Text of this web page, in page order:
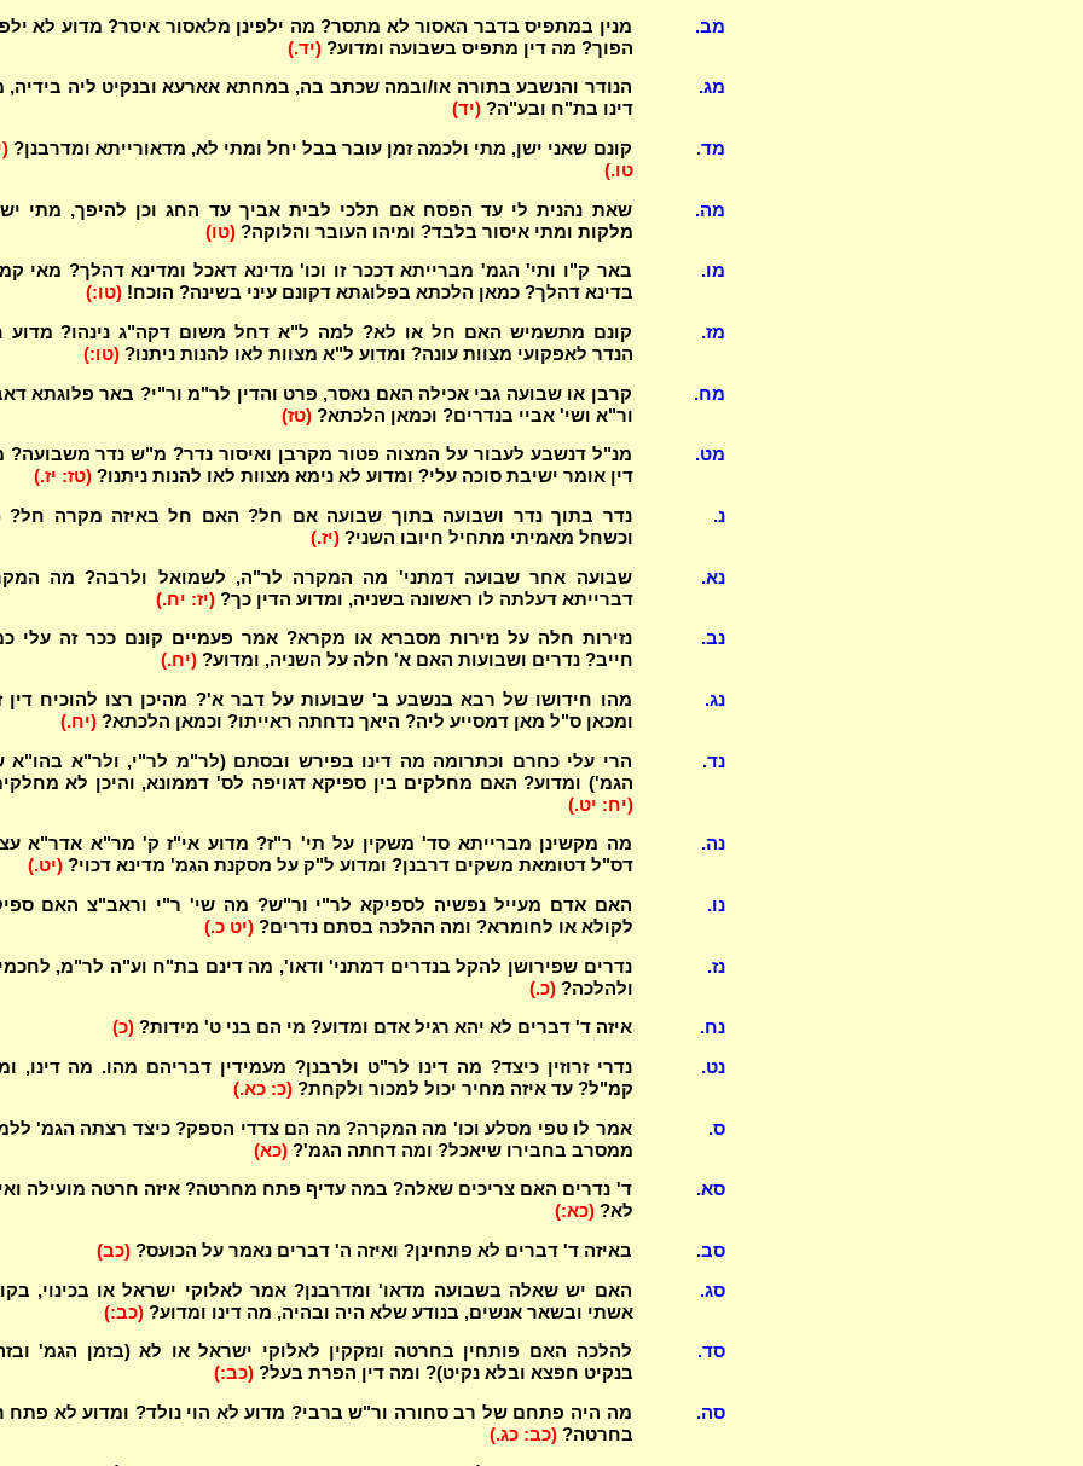
מב.
מנין במתפיס בדבר האסור לא מתסר? מה ילפינן מלאסור איסר? מדוע לא
הפוך? מה דין מתפיס בשבועה ומדוע? (יד.)
מג.
הנודר והנשבע בתורה או/ובמה שכתב בה, במחתא אארעא ובנקיט ליה בידיה,
דינו בת"ח ובע"ה? (יד)
מד. קונם שאני ישן, מתי ולכמה זמן עובר בבל יחל ומתי לא, מדאורייתא ומדרבנן?
טו.)
מה.
שאת נהנית לי עד הפסח אם תלכי לבית אביך עד החג וכן להיפך, מתי
מלקות ומתי איסור בלבד? ומיהו העובר והלוקה? (טו)
מו.
באר ק"ו ותי' הגמ' מברייתא דככר זו וכו' מדינא דאכל ומדינא דהלך? מאי
בדינא דהלך? כמאן הלכתא בפלוגתא דקונם עיני בשינה? הוכח! (טו:)
מז.
קונם מתשמיש האם חל או לא? למה ל"א דחל משום דקה"ג נינהו? מדוע
הנדר לאפקועי מצוות עונה? ומדוע ל"א מצוות לאו להנות ניתנו? (טו:)
מח.
קרבן או שבועה גבי אכילה האם נאסר, פרט והדין לר"מ ור"י? באר פלוגתא
ור"א ושי' אביי בנדרים? וכמאן הלכתא? (טז)
מט.
מנ"ל דנשבע לעבור על המצוה פטור מקרבן ואיסור נדר? מ"ש נדר משבועה?
דין אומר ישיבת סוכה עלי? ומדוע לא נימא מצוות לאו להנות ניתנו? (טז: יז.)
נ.
וכשחל מאמיתי מתחיל חיובו השני? (יז.)
נא.
שבועה אחר שבועה דמתני' מה המקרה לר"ה, לשמואל ולרבה? מה
דברייתא דעלתה לו ראשונה בשניה, ומדוע הדין כך? (יז: יח.)
נב.
נזירות חלה על נזירות מסברא או מקרא? אמר פעמיים קונם ככר זה עלי
חייב? נדרים ושבועות האם א' חלה על השניה, ומדוע? (יח.)
נג.
מהו חידושו של רבא בנשבע ב' שבועות על דבר א'? מהיכן רצו להוכיח דין
ומכאן ס"ל מאן דמסייע ליה? היאך נדחתה ראייתו? וכמאן הלכתא? (יח.)
נד.
הרי עלי כחרם וכתרומה מה דינו בפירש ובסתם (לר"מ לר"י, ולר"א בהו"א
הגמ') ומדוע? האם מחלקים בין ספיקא דגויפה לס' דממונא, והיכן לא
(יח: יט.)
נה.
מה מקשינן מברייתא סד' משקין על תי' ר"ז? מדוע אי"ז ק' מר"א אדר"א
דס"ל דטומאת משקים דרבנן? ומדוע ל"ק על מסקנת הגמ' מדינא דכוי? (יט.)
נו.
האם אדם מעייל נפשיה לספיקא לר"י ור"ש? מה שי' ר"י וראב"צ האם
לקולא או לחומרא? ומה ההלכה בסתם נדרים? (יט כ.)
נז.
נדרים שפירושן להקל בנדרים דמתני' ודאו', מה דינם בת"ח וע"ה לר"מ,
ולהלכה? (כ.)
נח. איזה ד' דברים לא יהא רגיל אדם ומדוע? מי הם בני ט' מידות?(כ)
נט.
נדרי זרוזין כיצד? מה דינו לר"ט ולרבנן? מעמידין דבריהם מהו. מה דינו,
קמ"ל? עד איזה מחיר יכול למכור ולקחת? (כ: כא.)
ס.
אמר לו טפי מסלע וכו' מה המקרה? מה הם צדדי הספק? כיצד רצתה הגמ'
ממסרב בחבירו שיאכל? ומה דחתה הגמ'? (כא)
סא.
ד' נדרים האם צריכים שאלה? במה עדיף פתח מחרטה? איזה חרטה מועילה
לא? (כא:)
סב. באיזה ד' דברים לא פתחינן? ואיזה ה' דברים נאמר על הכועס?(כב)
סג.
האם יש שאלה בשבועה מדאו' ומדרבנן? אמר לאלוקי ישראל או בכינוי,
אשתי ובשאר אנשים, בנודע שלא היה ובהיה, מה דינו ומדוע? (כב:)
סד.
להלכה האם פותחין בחרטה ונזקקין לאלוקי ישראל או לא (בזמן הגמ'
בנקיט חפצא ובלא נקיט)? ומה דין הפרת בעל? (כב:)
סה.
מה היה פתחם של רב סחורה ור"ש ברבי? מדוע לא הוי נולד? ומדוע לא פתח
בחרטה? (כב: כג.)